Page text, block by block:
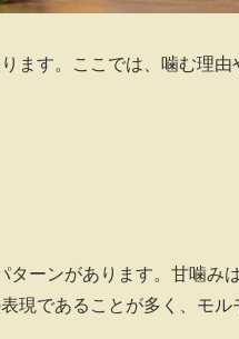
ます。ここでは、噛む理由
ーンがあります。甘噛み
現であることが多く、モル